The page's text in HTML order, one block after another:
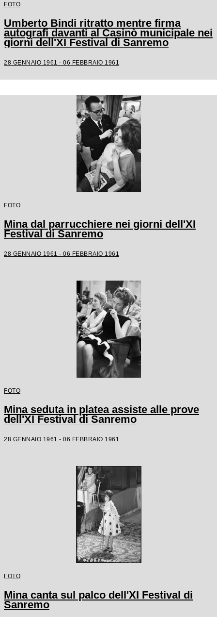
FOTO
Umberto Bindi ritratto mentre firma
autografi davanti al Casinò municipale nei
giorni dell'XI Festival di Sanremo
28 GENNAIO 1961 - 06 FEBBRAIO 1961
FOTO
Mina dal parrucchiere nei giorni dell'XI
Festival di Sanremo
28 GENNAIO 1961 - 06 FEBBRAIO 1961
FOTO
Mina seduta in platea assiste alle prove
dell'XI Festival di Sanremo
28 GENNAIO 1961 - 06 FEBBRAIO 1961
FOTO
Mina canta sul palco dell'XI Festival di
Sanremo